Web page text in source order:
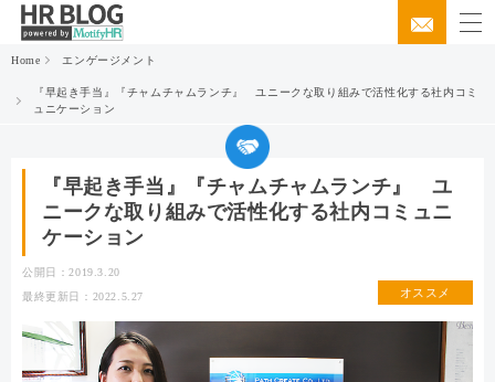
Home エンゲージメント
『早起き手当』『チャムチャムランチ』 ユニークな取り組みで活性化する社内コミ
ュニケーション
『早起き手当』『チャムチャムランチ』 ユ
ニークな取り組みで活性化する社内コミュニ
ケーション
公開日：2019.3.20
最終更新日：2022.5.27
オススメ